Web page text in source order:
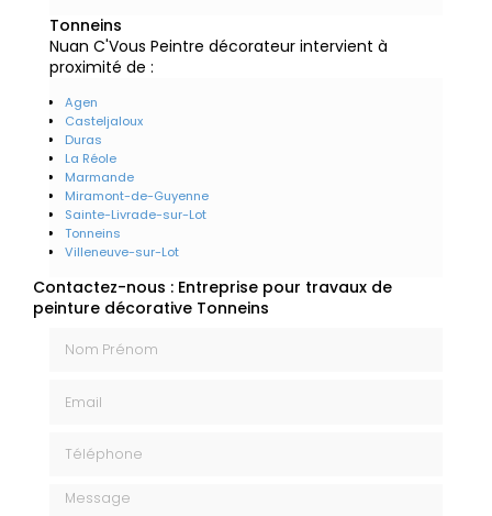
Tonneins
Nuan C'Vous Peintre décorateur intervient à
proximité de :
Agen
Casteljaloux
Duras
La Réole
Marmande
Miramont-de-Guyenne
Sainte-Livrade-sur-Lot
Tonneins
Villeneuve-sur-Lot
Contactez-nous : Entreprise pour travaux de
peinture décorative Tonneins
Message